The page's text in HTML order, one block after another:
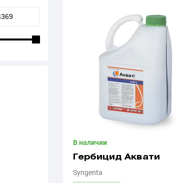
В наличии
Гербицид Аквати
Syngenta